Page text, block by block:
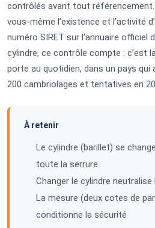
contrôlés avant tout
vous-même l’existence et l’activité
numéro SIRET sur l’annuaire officiel
cylindre, ce contrôle compte : c’est
porte au quotidien, dans un pays qui
200 cambriolages et tentatives en
À retenir
Le cylindre (barillet) se
toute la serrure
Changer le cylindre
La mesure (deux cotes de
conditionne la sécurité